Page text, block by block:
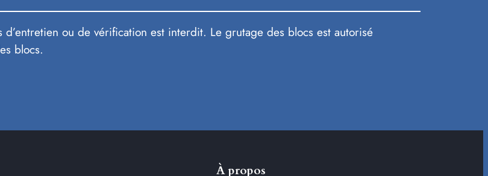
ou de vérification est interdit. Le grutage des blocs est autorisé
blocs.
À propos